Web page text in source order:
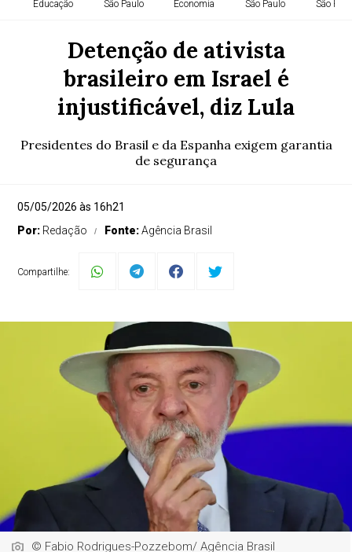
Educação São Paulo Economia São Paulo São
Detenção de ativista
brasileiro em Israel é
injustificável, diz Lula
Presidentes do Brasil e da Espanha exigem garantia
de segurança
05/05/2026 às 16h21
Por: Redação Fonte:Agência Brasil
Compartilhe:
© Fabio Rodrigues-Pozzebom/ Agência Brasil